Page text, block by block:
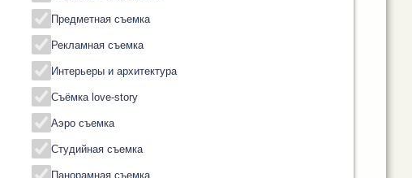
Предметная съемка
Рекламная съемка
Интерьеры и архитектура
Съёмка love-story
Аэро съемка
Студийная съемка
Панорамная съемка